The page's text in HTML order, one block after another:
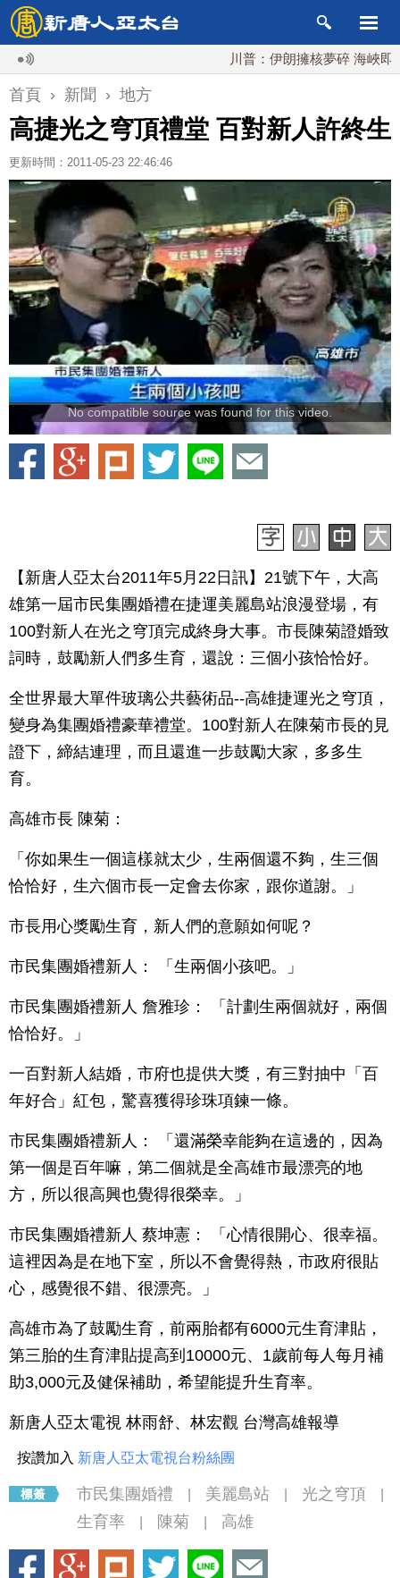
川普：伊朗擁核夢碎 海峽即將恢復
首頁 › 新聞 › 地方
高捷光之穹頂禮堂 百對新人許終生
更新時間：2011-05-23 22:46:46
No compatible source was found for this video.
【新唐人亞太台2011年5月22日訊】21號下午，大高
雄第一屆市民集團婚禮在捷運美麗島站浪漫登場，有
100對新人在光之穹頂完成終身大事。市長陳菊證婚致
詞時，鼓勵新人們多生育，還說：三個小孩恰恰好。
全世界最大單件玻璃公共藝術品--高雄捷運光之穹頂，
變身為集團婚禮豪華禮堂。100對新人在陳菊市長的見
證下，締結連理，而且還進一步鼓勵大家，多多生
育。
高雄市長 陳菊：
「你如果生一個這樣就太少，生兩個還不夠，生三個
恰恰好，生六個市長一定會去你家，跟你道謝。」
市長用心獎勵生育，新人們的意願如何呢？
市民集團婚禮新人： 「生兩個小孩吧。」
市民集團婚禮新人 詹雅珍： 「計劃生兩個就好，兩個
恰恰好。」
一百對新人結婚，市府也提供大獎，有三對抽中「百
年好合」紅包，驚喜獲得珍珠項鍊一條。
市民集團婚禮新人： 「還滿榮幸能夠在這邊的，因為
第一個是百年嘛，第二個就是全高雄市最漂亮的地
方，所以很高興也覺得很榮幸。」
市民集團婚禮新人 蔡坤憲： 「心情很開心、很幸福。
這裡因為是在地下室，所以不會覺得熱，市政府很貼
心，感覺很不錯、很漂亮。」
高雄市為了鼓勵生育，前兩胎都有6000元生育津貼，
第三胎的生育津貼提高到10000元、1歲前每人每月補
助3,000元及健保補助，希望能提升生育率。
新唐人亞太電視 林雨舒、林宏觀 台灣高雄報導
按讚加入 新唐人亞太電視台粉絲團
市民集團婚禮 美麗島站 光之穹頂
生育率 陳菊 高雄